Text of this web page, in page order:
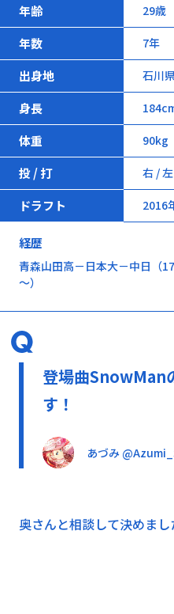
年齢 29歳
年数 7年
出身地 石川
身長
体重 90kg
投 / 打 右 / 左
ドラフト 2016
経歴
青森山田高－日本大－中日（
～）
登場曲SnowMan
す！
あづみ
奥さんと相談して決めまし